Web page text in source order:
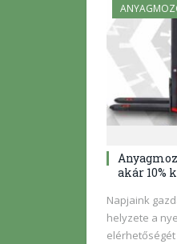
akár 10%
Napjaink
helyzete a